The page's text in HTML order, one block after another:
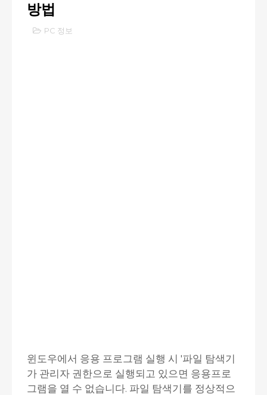
방법
PC 정보
윈도우에서 응용 프로그램 실행 시 '파일 탐색기
가 관리자 권한으로 실행되고 있으면 응용프로
그램을 열 수 없습니다. 파일 탐색기를 정상적으